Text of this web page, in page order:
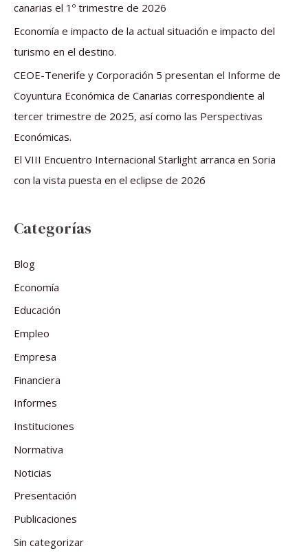
canarias el 1º trimestre de 2026
Economía e impacto de la actual situación e impacto del
turismo en el destino.
CEOE-Tenerife y Corporación 5 presentan el Informe de
Coyuntura Económica de Canarias correspondiente al
tercer trimestre de 2025, así como las Perspectivas
Económicas.
El VIII Encuentro Internacional Starlight arranca en Soria
con la vista puesta en el eclipse de 2026
Categorías
Blog
Economía
Educación
Empleo
Empresa
Financiera
Informes
Instituciones
Normativa
Noticias
Presentación
Publicaciones
Sin categorizar